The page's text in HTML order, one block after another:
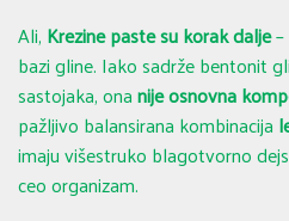
Ali, Krezine paste su korak dalje–
bazi gline. Iako sadrže bentonit
sastojaka, onanije osnovna
pažljivo balansirana kombinacija
imaju višestruko blagotvorno
ceo organizam.